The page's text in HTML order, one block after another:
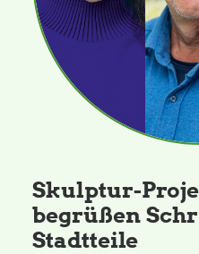
Skulptur-
begrüßen
Stadtteile